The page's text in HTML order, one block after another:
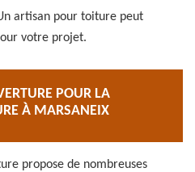
artisan pour toiture peut
votre projet.
POUR LA
À MARSANEIX
propose de nombreuses